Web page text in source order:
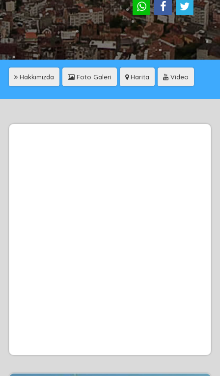
Hakkımızda Foto Galeri Harita Video